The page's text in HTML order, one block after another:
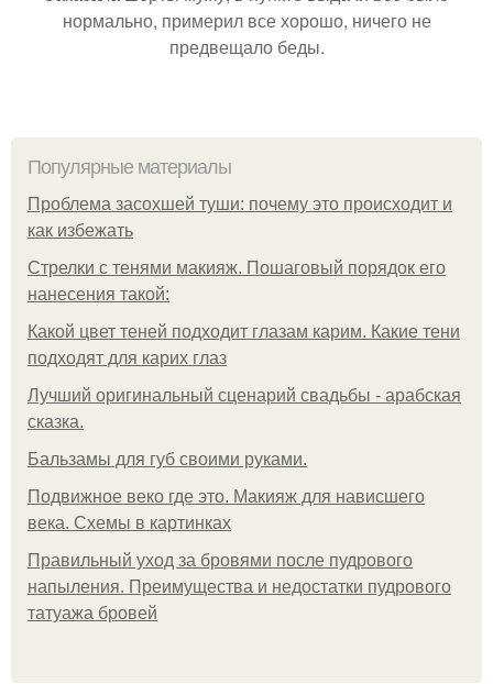
нормально, примерил все хорошо, ничего не
предвещало беды.
Популярные материалы
Проблема засохшей туши: почему это происходит и
как избежать
Стрелки с тенями макияж. Пошаговый порядок его
нанесения такой:
Какой цвет теней подходит глазам карим. Какие тени
подходят для карих глаз
Лучший оригинальный сценарий свадьбы - арабская
сказка.
Бальзамы для губ своими руками.
Подвижное веко где это. Макияж для нависшего
века. Схемы в картинках
Правильный уход за бровями после пудрового
напыления. Преимущества и недостатки пудрового
татуажа бровей